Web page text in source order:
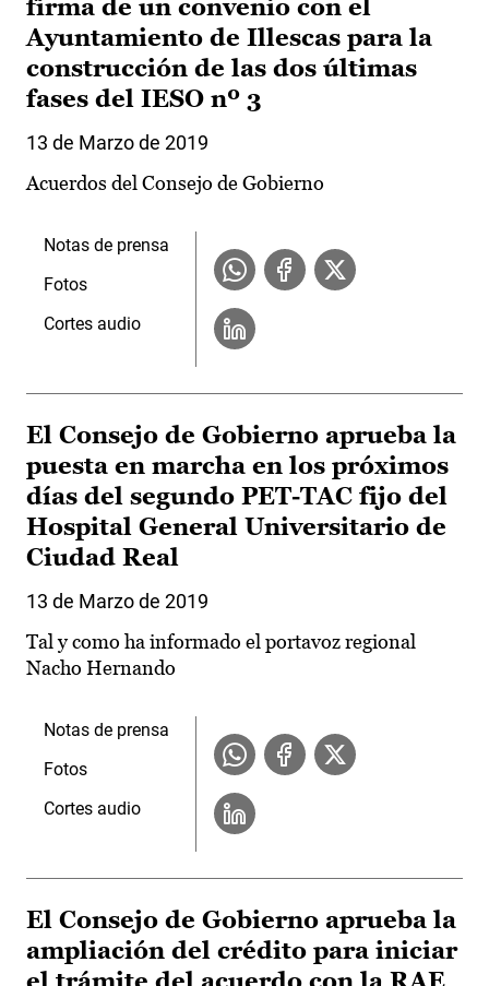
firma de un convenio con el
Ayuntamiento de Illescas para la
construcción de las dos últimas
fases del IESO nº 3
13 de Marzo de 2019
Acuerdos del Consejo de Gobierno
Notas de prensa
Fotos
Cortes audio
El Consejo de Gobierno aprueba la
puesta en marcha en los próximos
días del segundo PET-TAC fijo del
Hospital General Universitario de
Ciudad Real
13 de Marzo de 2019
Tal y como ha informado el portavoz regional
Nacho Hernando
Notas de prensa
Fotos
Cortes audio
El Consejo de Gobierno aprueba la
ampliación del crédito para iniciar